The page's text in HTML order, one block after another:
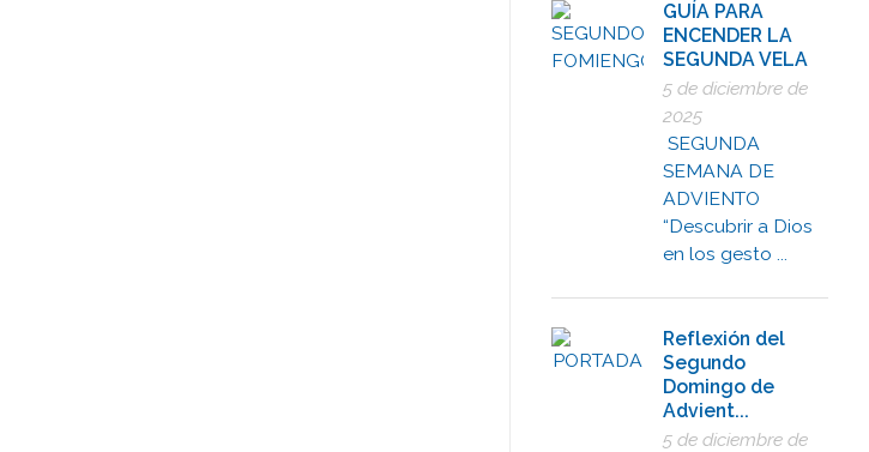
GUÍA PARA
ENCENDER LA
SEGUNDA VELA
5 de diciembre de
2025
SEGUNDA
SEMANA DE
ADVIENTO
“Descubrir a Dios
en los gesto ...
Reflexión del
Segundo
Domingo de
Advient...
5 de diciembre de